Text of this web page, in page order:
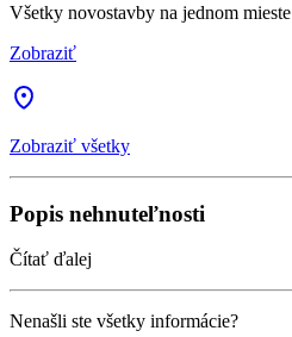
Všetky novostavby na jednom mieste
Zobraziť
Zobraziť všetky
Popis nehnuteľnosti
Čítať ďalej
Nenašli ste všetky informácie?